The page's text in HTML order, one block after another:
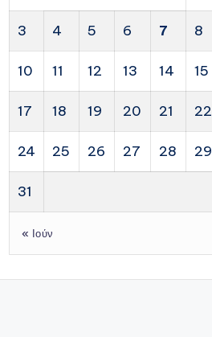
3 4 5 6 7 8
10 11 12 13 14 15
17 18 19 20 21 22
24 25 26 27 28 29
31
« Ιούν